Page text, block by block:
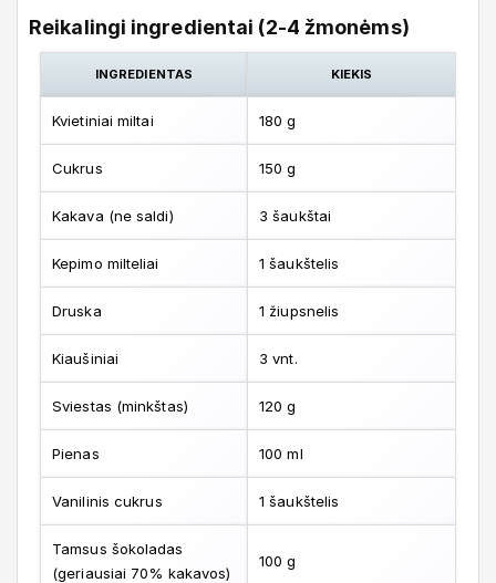
Reikalingi ingredientai (2-4 žmonėms)
INGREDIENTAS KIEKIS
Kvietiniai miltai 180 g
Cukrus 150 g
Kakava (ne saldi) 3 šaukštai
Kepimo milteliai 1 šaukštelis
Druska 1 žiupsnelis
Kiaušiniai 3 vnt.
Sviestas (minkštas) 120 g
Pienas 100 ml
Vanilinis cukrus 1 šaukštelis
Tamsus šokoladas
(geriausiai 70% kakavos)
100 g